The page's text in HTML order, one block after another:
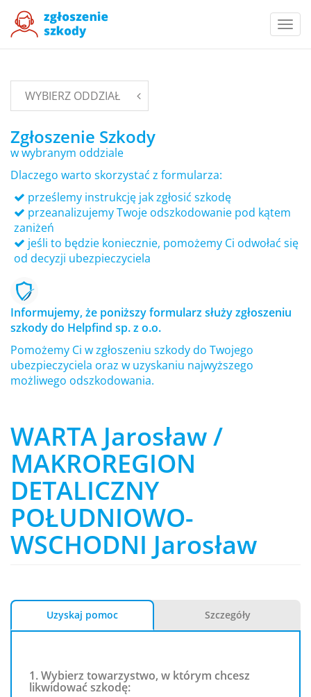
WYBIERZ ODDZIAŁ
Zgłoszenie Szkody
w wybranym oddziale
Dlaczego warto skorzystać z formularza:
prześlemy instrukcję jak zgłosić szkodę
przeanalizujemy Twoje odszkodowanie pod kątem
zaniżeń
jeśli to będzie koniecznie, pomożemy Ci odwołać się
od decyzji ubezpieczyciela
Informujemy, że poniższy formularz służy zgłoszeniu
szkody do Helpfind sp. z o.o.
Pomożemy Ci w zgłoszeniu szkody do Twojego
ubezpieczyciela oraz w uzyskaniu najwyższego
możliwego odszkodowania.
WARTA Jarosław /
MAKROREGION
DETALICZNY
POŁUDNIOWO-
WSCHODNI Jarosław
Uzyskaj pomoc Szczegóły
1. Wybierz towarzystwo, w którym chcesz
likwidować szkodę: